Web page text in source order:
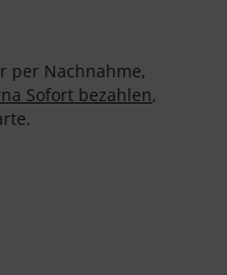
per Nachnahme,
Sofort bezahlen,